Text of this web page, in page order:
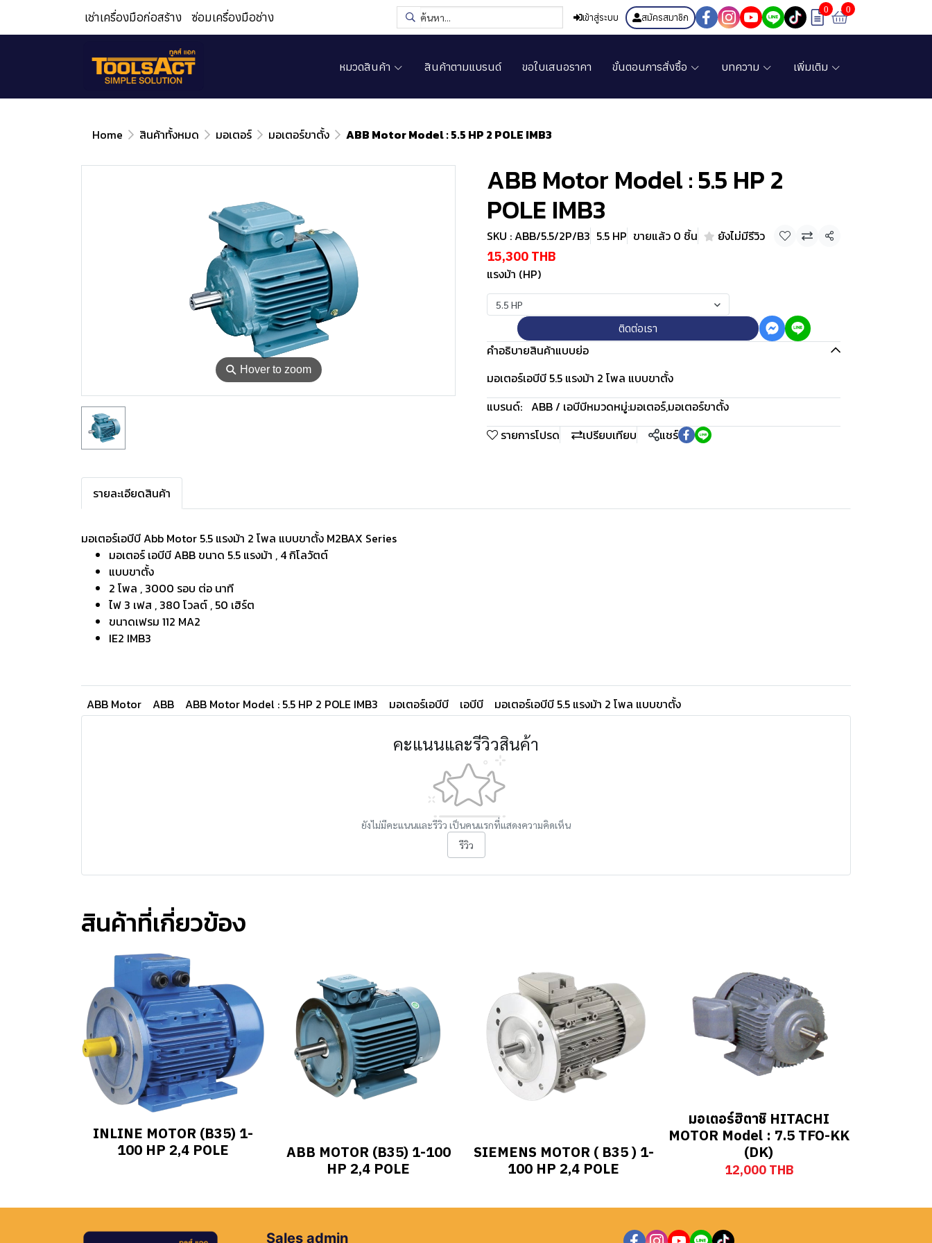
เช่าเครื่องมือก่อสร้าง ซ่อมเครื่องมือช่าง เข้าสู่ระบบ สมัครสมาชิก
0 0
หมวดสินค้า สินค้าตามแบรนด์ ขอใบเสนอราคา ขั้นตอนการสั่งซื้อ บทความ เพิ่มเติม
Home สินค้าทั้งหมด มอเตอร์ มอเตอร์ขาตั้ง ABB Motor Model : 5.5 HP 2 POLE IMB3
⚲ Hover to zoom
ABB Motor Model : 5.5 HP 2
POLE IMB3
SKU : ABB/5.5/2P/B3 5.5 HP ขายแล้ว 0 ชิ้น ยังไม่มีรีวิว แชร์
15,300 THB
แรงม้า (HP)
5.5 HP
ติดต่อเรา
คำอธิบายสินค้าแบบย่อ
มอเตอร์เอบีบี 5.5 แรงม้า 2 โพล แบบขาตั้ง
แบรนด์: ABB / เอบีบีหมวดหมู่:มอเตอร์,มอเตอร์ขาตั้ง
รายการโปรด
เปรียบเทียบ แชร์
รายละเอียดสินค้า
มอเตอร์เอบีบี Abb Motor 5.5 แรงม้า 2 โพล แบบขาตั้ง M2BAX Series
มอเตอร์ เอบีบี ABB ขนาด 5.5 แรงม้า , 4 กิโลวัตต์
แบบขาตั้ง
2 โพล , 3000 รอบ ต่อ นาที
ไฟ 3 เฟส , 380 โวลต์ , 50 เฮิร์ต
ขนาดเฟรม 112 MA2
IE2 IMB3
ABB Motor ABB ABB Motor Model : 5.5 HP 2 POLE IMB3 มอเตอร์เอบีบี เอบีบี มอเตอร์เอบีบี 5.5 แรงม้า 2 โพล แบบขาตั้ง
คะแนนและรีวิวสินค้า
ยังไม่มีคะแนนและรีวิว เป็นคนแรกที่แสดงความคิดเห็น
รีวิว
สินค้าที่เกี่ยวข้อง
INLINE MOTOR (B35) 1-
100 HP 2,4 POLE
ABB MOTOR (B35) 1-100
HP 2,4 POLE
SIEMENS MOTOR ( B35 ) 1-
100 HP 2,4 POLE
มอเตอร์ฮิตาชิ HITACHI
MOTOR Model : 7.5 TFO-KK
(DK)
12,000 THB
Sales admin